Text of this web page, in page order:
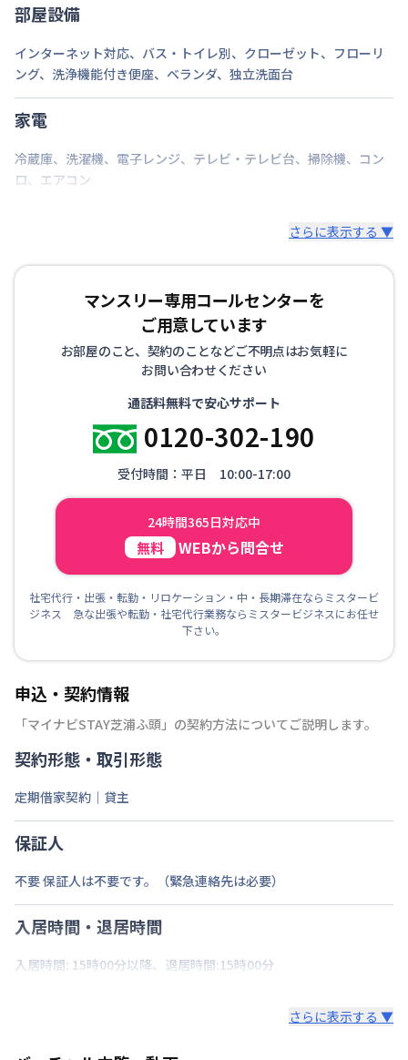
部屋設備
インターネット対応、 バス・トイレ別、 クローゼット、 フローリ
ング、 洗浄機能付き便座、 ベランダ、 独立洗面台
家電
冷蔵庫、 洗濯機、 電子レンジ、 テレビ・テレビ台、 掃除機、 コン
ロ、 エアコン
さらに表示する ▼
マンスリー専用コールセンターを
ご用意しています
お部屋のこと、契約のことなどご不明点はお気軽に
お問い合わせください
通話料無料で安心サポート
0120-302-190
受付時間：平日 10:00-17:00
24時間365日対応中
無料 WEBから問合せ
社宅代行・出張・転勤・リロケーション・中・長期滞在ならミスタービ
ジネス 急な出張や転勤・社宅代行業務ならミスタービジネスにお任せ
下さい。
申込・契約情報
「マイナビSTAY芝浦ふ頭 」の契約方法についてご説明します。
契約形態・取引形態
定期借家契約｜貸主
保証人
不要 保証人は不要です。（緊急連絡先は必要）
入居時間・退居時間
入居時間: 15時00分以降、退居時間:15時00分
さらに表示する ▼